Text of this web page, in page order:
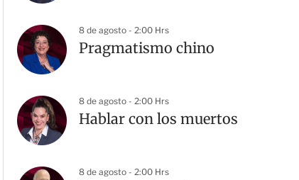
8 de agosto - 2:00 Hrs
Pragmatismo chino
8 de agosto - 2:00 Hrs
Hablar con los muertos
8 de agosto - 2:00 Hrs